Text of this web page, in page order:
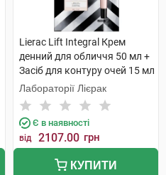
Lierac Lift Integral Крем
денний для обличчя 50 мл +
Засіб для контуру очей 15 мл
1 набір
Лабораторії Лієрак
Є в наявності
від 2107.00 грн
КУПИТИ